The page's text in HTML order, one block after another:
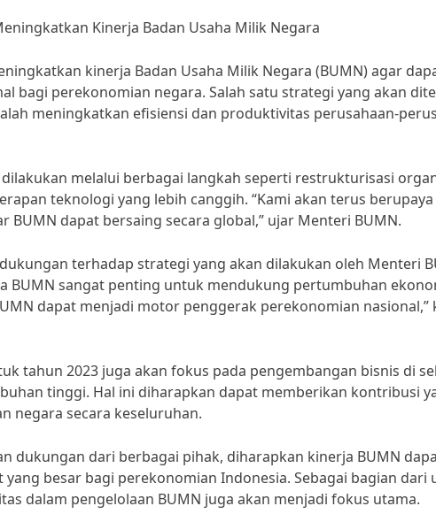
Kinerja Badan Usaha Milik Negara
kinerja Badan Usaha Milik Negara (BUMN) agar
bagi perekonomian negara. Salah satu strategi yang akan
meningkatkan efisiensi dan produktivitas perusahaan-
melalui berbagai langkah seperti restrukturisasi
teknologi yang lebih canggih. “Kami akan terus
BUMN dapat bersaing secara global,” ujar Menteri BUMN.
terhadap strategi yang akan dilakukan oleh Menteri
BUMN sangat penting untuk mendukung pertumbuhan
dapat menjadi motor penggerak perekonomian nasional,”
tahun 2023 juga akan fokus pada pengembangan bisnis di
tinggi. Hal ini diharapkan dapat memberikan kontribusi
negara secara keseluruhan.
dukungan dari berbagai pihak, diharapkan kinerja BUMN
besar bagi perekonomian Indonesia. Sebagai bagian dari
dalam pengelolaan BUMN juga akan menjadi fokus utama.